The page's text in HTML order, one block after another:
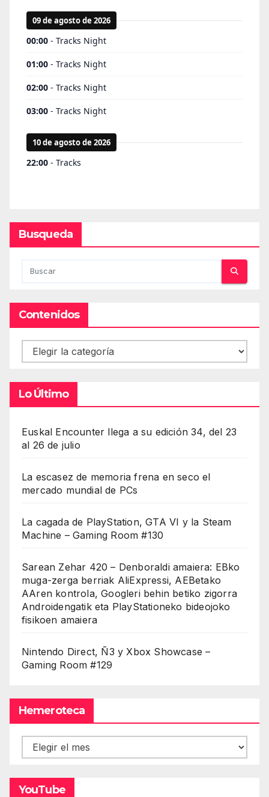
Busqueda
Contenidos
Contenidos
Lo Último
Euskal Encounter llega a su edición 34, del 23
al 26 de julio
La escasez de memoria frena en seco el
mercado mundial de PCs
La cagada de PlayStation, GTA VI y la Steam
Machine – Gaming Room #130
Sarean Zehar 420 – Denboraldi amaiera: EBko
muga-zerga berriak AliExpressi, AEBetako
AAren kontrola, Googleri behin betiko zigorra
Androidengatik eta PlayStationeko bideojoko
fisikoen amaiera
Nintendo Direct, Ñ3 y Xbox Showcase –
Gaming Room #129
Hemeroteca
Hemeroteca
YouTube